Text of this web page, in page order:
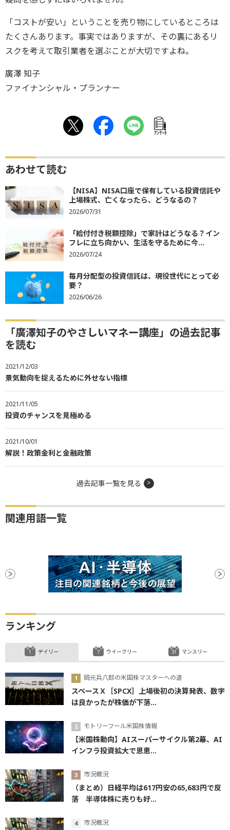
「コストが安い」ということを売り物にしているところは
たくさんあります。事実ではありますが、その裏にあるリ
スクを考えて取引業者を選ぶことが大切ですよね。
廣澤 知子
ファイナンシャル・プランナー
ｱﾝｹｰﾄ
あわせて読む
【NISA】NISA口座で保有している投資信託や
上場株式、亡くなったら、どうなるの？
2026/07/31
「給付付き税額控除」で家計はどうなる？イン
フレに立ち向かい、生活を守るために今...
2026/07/24
毎月分配型の投資信託は、現役世代にとって必
要？
2026/06/26
「廣澤知子のやさしいマネー講座」の過去記事
を読む
2021/12/03
景気動向を捉えるために外せない指標
2021/11/05
投資のチャンスを見極める
2021/10/01
解説！政策金利と金融政策
過去記事一覧を見る
関連用語一覧
ランキング
デイリー
岡元兵八郎の米国株マスターへの道
スペースＸ［SPCX］上場後初の決算発表、数字
は良かったが株価が下落...
モトリーフール米国株情報
【米国株動向】AIスーパーサイクル第2幕、AI
インフラ投資拡大で恩恵...
市況概況
（まとめ）日経平均は617円安の65,683円で反
落 半導体株に売りも好...
市況概況
ウイークリー マンスリー